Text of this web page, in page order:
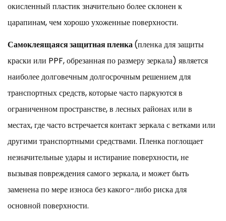
окисленный пластик значительно более склонен к
царапинам, чем хорошо ухоженные поверхности.
Самоклеящаяся защитная пленка(пленка для защиты
краски или PPF, обрезанная по размеру зеркала) является
наиболее долговечным долгосрочным решением для
транспортных средств, которые часто паркуются в
ограниченном пространстве, в лесных районах или в
местах, где часто встречается контакт зеркала с ветками или
другими транспортными средствами. Пленка поглощает
незначительные удары и истирание поверхности, не
вызывая повреждения самого зеркала, и может быть
заменена по мере износа без какого-либо риска для
основной поверхности.